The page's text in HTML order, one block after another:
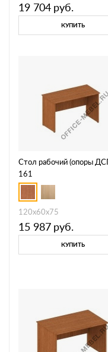
19 704 руб.
КУПИТЬ
Стол рабочий (опоры
161
120x60x75
15 987 руб.
КУПИТЬ